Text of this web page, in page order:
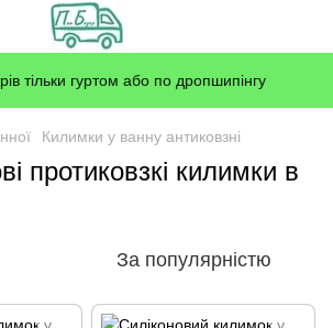
тільки гуртом або по дропшипінгу
Килимки у ванну антиковзні
протиковзкі килимки в
За популярністю